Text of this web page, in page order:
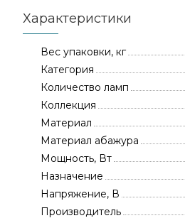
Характеристики
Вес упаковки, кг
Категория
Количество ламп
Коллекция
Материал
Материал абажура
Мощность, Вт
Назначение
Напряжение, В
Производитель